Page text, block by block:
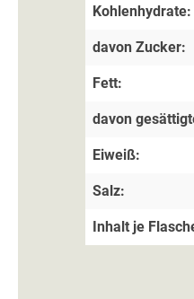
Kohlenhydrate:
davon Zucker:
Fett:
davon
Eiweiß:
Salz:
Inhalt je